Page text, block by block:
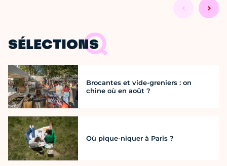
SÉLECTIONS
Brocantes et vide-greniers : on
chine où en août ?
Où pique-niquer à Paris ?